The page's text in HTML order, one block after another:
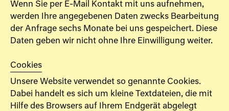
Wenn Sie per E-Mail Kontakt mit uns aufnehmen,
werden Ihre angegebenen Daten zwecks Bearbeitung
der Anfrage sechs Monate bei uns gespeichert. Diese
Daten geben wir nicht ohne Ihre Einwilligung weiter.
Cookies
Unsere Website verwendet so genannte Cookies.
Dabei handelt es sich um kleine Textdateien, die mit
Hilfe des Browsers auf Ihrem Endgerät abgelegt